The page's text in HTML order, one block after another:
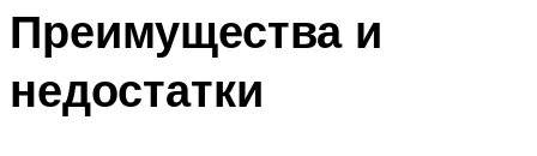
Преимущества и
недостатки